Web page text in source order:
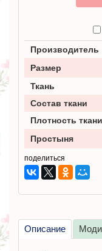
Производитель
Размер
Ткань
Состав ткани
Плотность ткани
Простыня
поделиться
Описание